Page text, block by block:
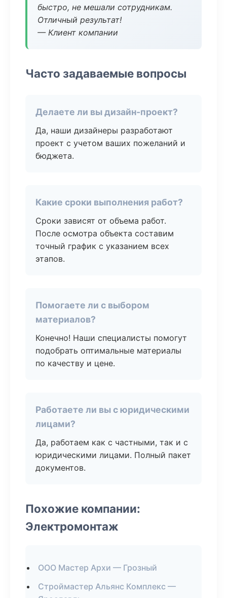
быстро, не мешали сотрудникам.
Отличный результат!
— Клиент компании
Часто задаваемые вопросы
Делаете ли вы дизайн-проект?
Да, наши дизайнеры разработают
проект с учетом ваших пожеланий и
бюджета.
Какие сроки выполнения работ?
Сроки зависят от объема работ.
После осмотра объекта составим
точный график с указанием всех
этапов.
Помогаете ли с выбором
материалов?
Конечно! Наши специалисты помогут
подобрать оптимальные материалы
по качеству и цене.
Работаете ли вы с юридическими
лицами?
Да, работаем как с частными, так и с
юридическими лицами. Полный пакет
документов.
Похожие компании:
Электромонтаж
ООО Мастер Архи — Грозный
Строймастер Альянс Комплекс —